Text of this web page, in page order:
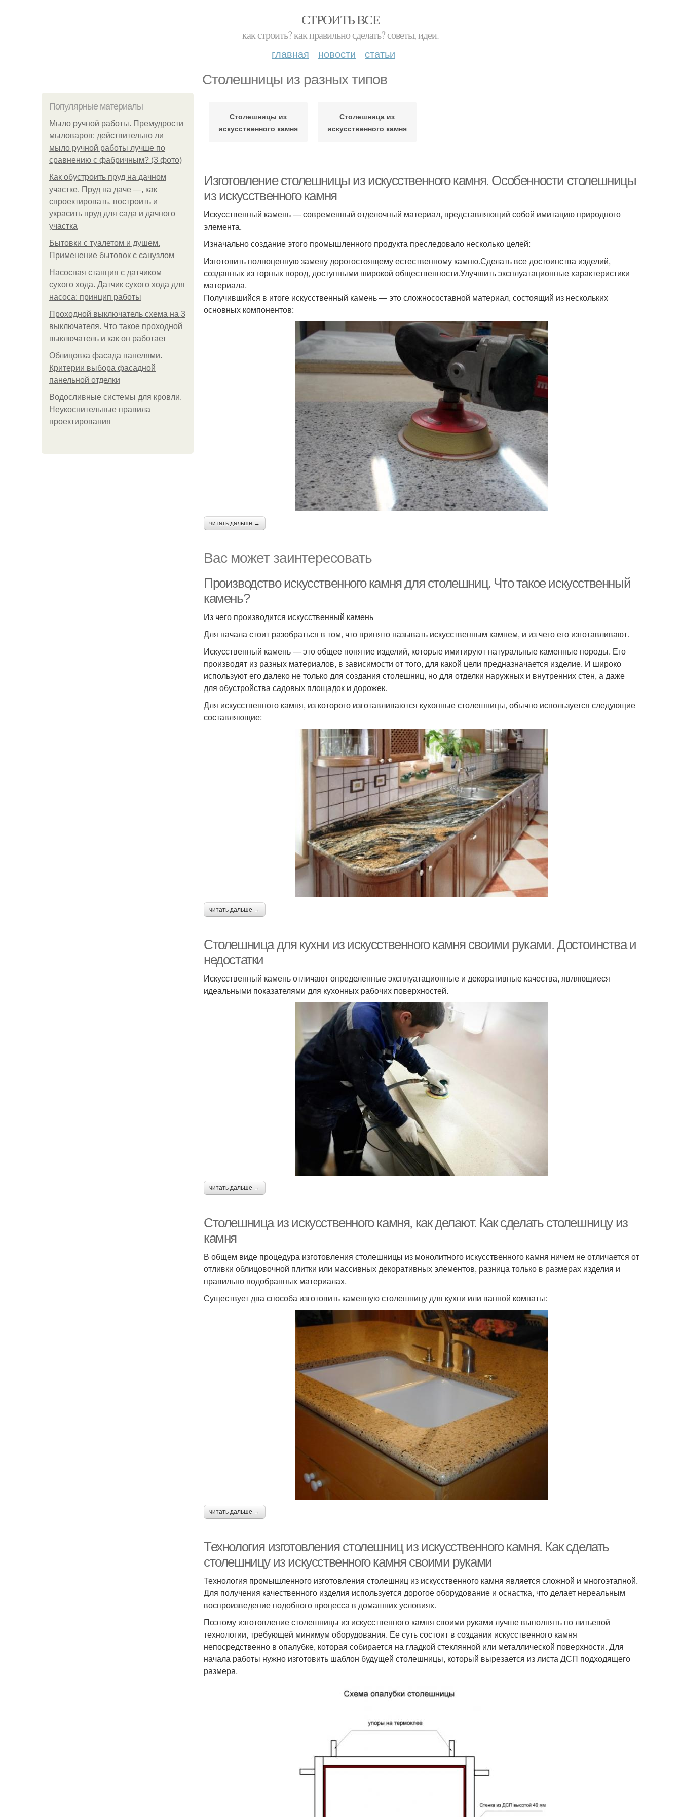
СТРОИТЬ ВСЕ
как строить? как правильно сделать? советы, идеи.
главная новости статьи
Столешницы из разных типов
Популярные материалы
Мыло ручной работы. Премудрости
мыловаров: действительно ли
мыло ручной работы лучше по
сравнению с фабричным? (3 фото)
Как обустроить пруд на дачном
участке. Пруд на даче —, как
спроектировать, построить и
украсить пруд для сада и дачного
участка
Бытовки с туалетом и душем.
Применение бытовок с санузлом
Насосная станция с датчиком
сухого хода. Датчик сухого хода для
насоса: принцип работы
Проходной выключатель схема на 3
выключателя. Что такое проходной
выключатель и как он работает
Облицовка фасада панелями.
Критерии выбора фасадной
панельной отделки
Водосливные системы для кровли.
Неукоснительные правила
проектирования
Столешницы из
искусственного камня
Столешница из
искусственного камня
Изготовление столешницы из искусственного камня. Особенности столешницы
из искусственного камня
Искусственный камень — современный отделочный материал, представляющий собой имитацию природного
элемента.
Изначально создание этого промышленного продукта преследовало несколько целей:
Изготовить полноценную замену дорогостоящему естественному камню.Сделать все достоинства изделий,
созданных из горных пород, доступными широкой общественности.Улучшить эксплуатационные характеристики
материала.
Получившийся в итоге искусственный камень — это сложносоставной материал, состоящий из нескольких
основных компонентов:
читать дальше →
Вас может заинтересовать
Производство искусственного камня для столешниц. Что такое искусственный
камень?
Из чего производится искусственный камень
Для начала стоит разобраться в том, что принято называть искусственным камнем, и из чего его изготавливают.
Искусственный камень — это общее понятие изделий, которые имитируют натуральные каменные породы. Его
производят из разных материалов, в зависимости от того, для какой цели предназначается изделие. И широко
используют его далеко не только для создания столешниц, но для отделки наружных и внутренних стен, а даже
для обустройства садовых площадок и дорожек.
Для искусственного камня, из которого изготавливаются кухонные столешницы, обычно используется следующие
составляющие:
читать дальше →
Столешница для кухни из искусственного камня своими руками. Достоинства и
недостатки
Искусственный камень отличают определенные эксплуатационные и декоративные качества, являющиеся
идеальными показателями для кухонных рабочих поверхностей.
читать дальше →
Столешница из искусственного камня, как делают. Как сделать столешницу из
камня
В общем виде процедура изготовления столешницы из монолитного искусственного камня ничем не отличается от
отливки облицовочной плитки или массивных декоративных элементов, разница только в размерах изделия и
правильно подобранных материалах.
Существует два способа изготовить каменную столешницу для кухни или ванной комнаты:
читать дальше →
Технология изготовления столешниц из искусственного камня. Как сделать
столешницу из искусственного камня своими руками
Технология промышленного изготовления столешниц из искусственного камня является сложной и многоэтапной.
Для получения качественного изделия используется дорогое оборудование и оснастка, что делает нереальным
воспроизведение подобного процесса в домашних условиях.
Поэтому изготовление столешницы из искусственного камня своими руками лучше выполнять по литьевой
технологии, требующей минимум оборудования. Ее суть состоит в создании искусственного камня
непосредственно в опалубке, которая собирается на гладкой стеклянной или металлической поверхности. Для
начала работы нужно изготовить шаблон будущей столешницы, который вырезается из листа ДСП подходящего
размера.